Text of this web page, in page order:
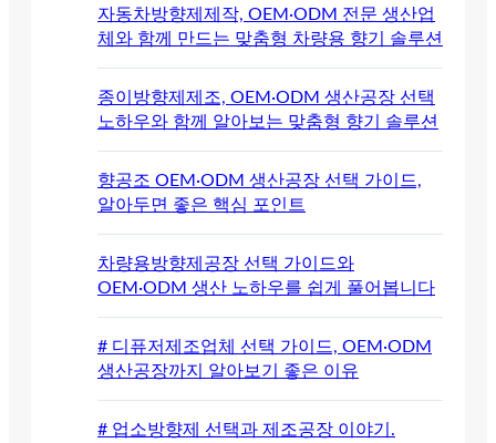
자동차방향제제작, OEM·ODM 전문 생산업
체와 함께 만드는 맞춤형 차량용 향기 솔루션
종이방향제제조, OEM·ODM 생산공장 선택
노하우와 함께 알아보는 맞춤형 향기 솔루션
향공조 OEM·ODM 생산공장 선택 가이드,
알아두면 좋은 핵심 포인트
차량용방향제공장 선택 가이드와
OEM·ODM 생산 노하우를 쉽게 풀어봅니다
# 디퓨저제조업체 선택 가이드, OEM·ODM
생산공장까지 알아보기 좋은 이유
# 업소방향제 선택과 제조공장 이야기.